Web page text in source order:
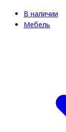
В наличии
Мебель